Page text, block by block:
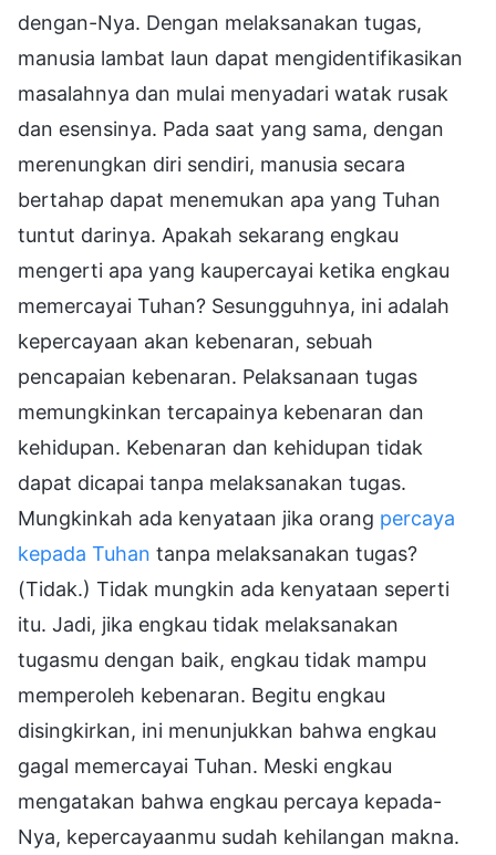
dengan-Nya. Dengan melaksanakan tugas,
manusia lambat laun dapat mengidentifikasikan
masalahnya dan mulai menyadari watak rusak
dan esensinya. Pada saat yang sama, dengan
merenungkan diri sendiri, manusia secara
bertahap dapat menemukan apa yang Tuhan
tuntut darinya. Apakah sekarang engkau
mengerti apa yang kaupercayai ketika engkau
memercayai Tuhan? Sesungguhnya, ini adalah
kepercayaan akan kebenaran, sebuah
pencapaian kebenaran. Pelaksanaan tugas
memungkinkan tercapainya kebenaran dan
kehidupan. Kebenaran dan kehidupan tidak
dapat dicapai tanpa melaksanakan tugas.
Mungkinkah ada kenyataan jika orang percaya
kepada Tuhan tanpa melaksanakan tugas?
(Tidak.) Tidak mungkin ada kenyataan seperti
itu. Jadi, jika engkau tidak melaksanakan
tugasmu dengan baik, engkau tidak mampu
memperoleh kebenaran. Begitu engkau
disingkirkan, ini menunjukkan bahwa engkau
gagal memercayai Tuhan. Meski engkau
mengatakan bahwa engkau percaya kepada-
Nya, kepercayaanmu sudah kehilangan makna.